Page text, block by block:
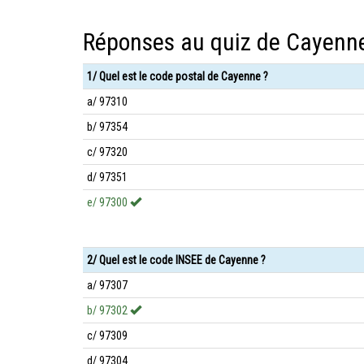
Réponses au quiz de
1/ Quel est le code postal de Cayenne ?
a/ 97310
b/ 97354
c/ 97320
d/ 97351
e/ 97300
2/ Quel est le code INSEE de Cayenne ?
a/ 97307
b/ 97302
c/ 97309
d/ 97304